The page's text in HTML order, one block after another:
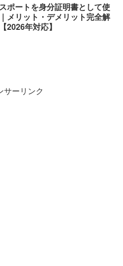
ポートを身分証明書として使
メリット・デメリット完全解
2026年対応】
サーリンク